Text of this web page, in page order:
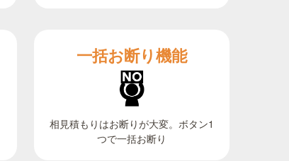
一括お断り機能
相見積もりはお断りが大変。ボタン1
つで一括お断り